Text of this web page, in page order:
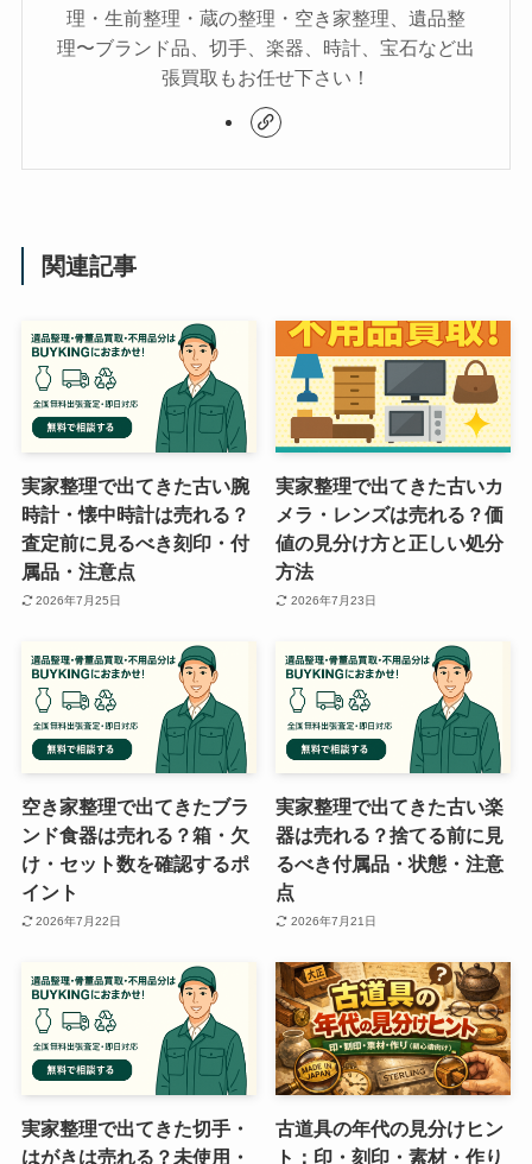
理・生前整理・蔵の整理・空き家整理、遺品整
理〜ブランド品、切手、楽器、時計、宝石など出
張買取もお任せ下さい！
関連記事
実家整理で出てきた古い腕
時計・懐中時計は売れる？
査定前に見るべき刻印・付
属品・注意点
2026年7月25日
実家整理で出てきた古いカ
メラ・レンズは売れる？価
値の見分け方と正しい処分
方法
2026年7月23日
空き家整理で出てきたブラ
ンド食器は売れる？箱・欠
け・セット数を確認するポ
イント
2026年7月22日
実家整理で出てきた古い楽
器は売れる？捨てる前に見
るべき付属品・状態・注意
点
2026年7月21日
実家整理で出てきた切手・
はがきは売れる？未使用・
古道具の年代の見分けヒン
ト：印・刻印・素材・作り